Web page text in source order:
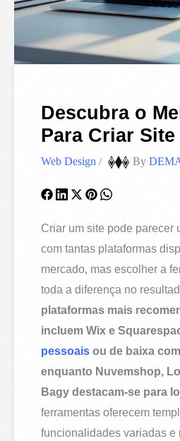
Descubra o
Para Criar Site
Web Design / By
Criar um site pode parecer
com tantas plataformas
mercado, mas escolher a
toda a diferença no
plataformas mais
incluem Wix e
pessoais ou de baixa
enquanto Nuvemshop,
Bagy destacam-se para
ferramentas oferecem
funcionalidades variadas e